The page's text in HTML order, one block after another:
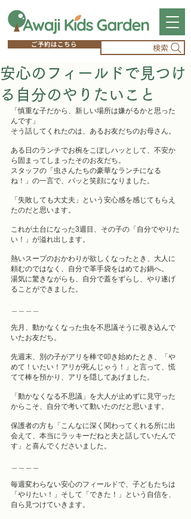
ご予約はこちら 検索
安心のフィールドで見つけ
る自分のやりたいこと
「慎重な子だから、新しい場所は嫌がるかと思った
んです」
そう話してくれたのは、あるお友だちのお母さん。
ある日のランチでお椀をこぼしハッとして、不安か
ら固まってしまったそのお友だち。
スタッフの「虫さんたちの豪華なランチになる
ね！」の一言で、パッと笑顔になりました。
「失敗しても大丈夫」という安心感を感じてもらえ
たのだと思います。
これが土台になった3週目、その子の「自分でやりた
い！」が溢れ出します。
熱いスープのおかわりが欲しくなったとき、大人に
頼むのではなく、自分で革手袋をはめてお鍋へ。
湯気に驚きながらも、自分で蓋をずらし、やり遂げ
ることができました。
先月、動かなくなった虫を不思議そうに覗き込んで
いたお友だち。
先週末、別の子がアリを棒で叩き始めたとき、「や
めて！いたい！アリが死んじゃう！」と言って、慌
てて棒を預かり、アリを隠してあげました。
「動かなくなる不思議」を大人が止めずに見守った
からこそ、自分で考いて動いたのだと思います。
保護者の方も「こんなに深く関わってくれる所に出
会えて、本当にラッキーだねと夫と話していたんで
す」と喜んでくださいました。
毎週変わらない安心のフィールドで、子どもたちは
「やりたい！」そして「できた！」という自信を、
自ら見つけていきます。